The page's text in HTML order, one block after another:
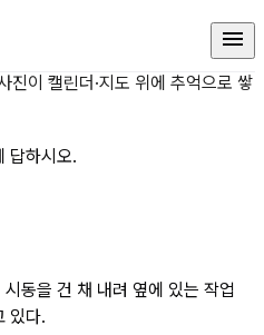
여 각 물음에
진이 캘린더·지도 위에 추억으로 쌓
답하시오.
동을 건 채 내려 옆에 있는 작업
있다.